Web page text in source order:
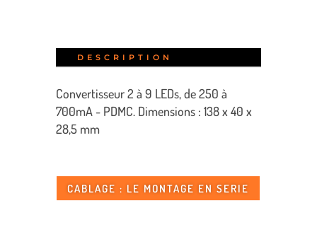
DESCRIPTION
Convertisseur 2 à 9 LEDs, de 250 à
700mA - PDMC. Dimensions : 138 x 40 x
28,5 mm
CABLAGE : LE MONTAGE EN SERIE